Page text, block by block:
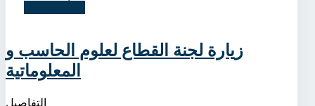
زيارة لجنة القطاع لعلوم الحاسب و
المعلوماتية
التفاصيل